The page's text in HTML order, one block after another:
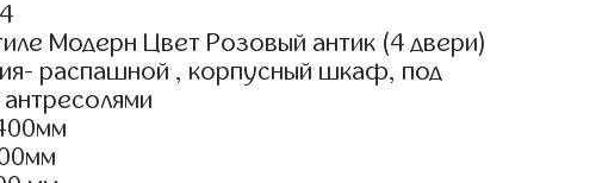
Модерн Цвет Розовый антик (4 двери)
распашной , корпусный шкаф, под